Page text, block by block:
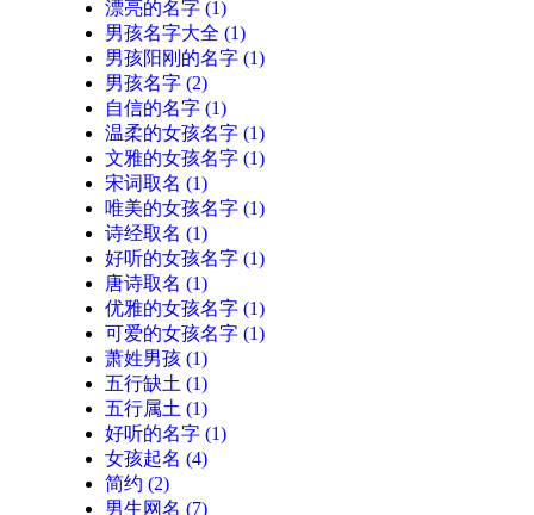
漂亮的名字 (1)
男孩名字大全 (1)
男孩阳刚的名字 (1)
男孩名字 (2)
自信的名字 (1)
温柔的女孩名字 (1)
文雅的女孩名字 (1)
宋词取名 (1)
唯美的女孩名字 (1)
诗经取名 (1)
好听的女孩名字 (1)
唐诗取名 (1)
优雅的女孩名字 (1)
可爱的女孩名字 (1)
萧姓男孩 (1)
五行缺土 (1)
五行属土 (1)
好听的名字 (1)
女孩起名 (4)
简约 (2)
男生网名 (7)